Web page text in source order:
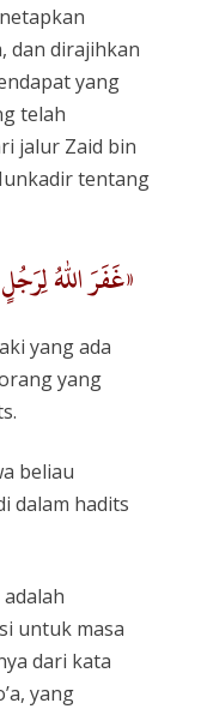
dan dirajihkan
yang
telah
jalur Zaid bin
tentang
«غَفَرَ اللهُ لِرَجُلٍ كَانَ قَبْلَكُمْ كَانَ سَهْلًا إِذَا بَاعَ»
yang ada
yang
beliau
dalam hadits
untuk masa
dari kata
yang